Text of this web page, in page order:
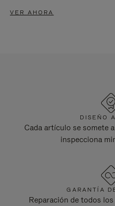
VER AHORA
DISEÑO
Cada artículo se somete
inspecciona
GARANTÍA
Reparación de todos